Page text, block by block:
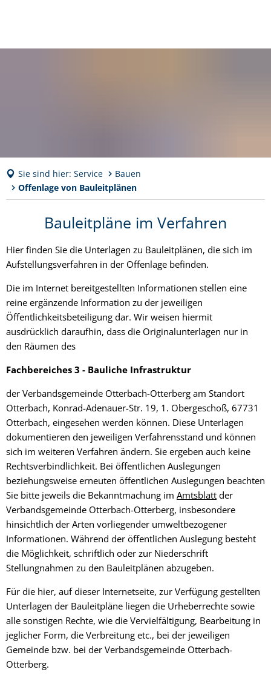
Sie sind hier: Service
Bauen
Offenlage von Bauleitplänen
Offenlage
von
Bauleitplänen
Bauleitpläne im Verfahren
Hier finden Sie die Unterlagen zu Bauleitplänen, die sich im
Aufstellungsverfahren in der Offenlage befinden.
Die im Internet bereitgestellten Informationen stellen eine
reine ergänzende Information zu der jeweiligen
Öffentlichkeitsbeteiligung dar. Wir weisen hiermit
ausdrücklich daraufhin, dass die Originalunterlagen nur in
den Räumen des
Fachbereiches 3 - Bauliche Infrastruktur
der Verbandsgemeinde Otterbach-Otterberg am Standort
Otterbach, Konrad-Adenauer-Str. 19, 1. Obergeschoß, 67731
Otterbach, eingesehen werden können. Diese Unterlagen
dokumentieren den jeweiligen Verfahrensstand und können
sich im weiteren Verfahren ändern. Sie ergeben auch keine
Rechtsverbindlichkeit. Bei öffentlichen Auslegungen
beziehungsweise erneuten öffentlichen Auslegungen beachten
Sie bitte jeweils die Bekanntmachung im Amtsblatt der
Verbandsgemeinde Otterbach-Otterberg, insbesondere
hinsichtlich der Arten vorliegender umweltbezogener
Informationen. Während der öffentlichen Auslegung besteht
die Möglichkeit, schriftlich oder zur Niederschrift
Stellungnahmen zu den Bauleitplänen abzugeben.
Für die hier, auf dieser Internetseite, zur Verfügung gestellten
Unterlagen der Bauleitpläne liegen die Urheberrechte sowie
alle sonstigen Rechte, wie die Vervielfältigung, Bearbeitung in
jeglicher Form, die Verbreitung etc., bei der jeweiligen
Gemeinde bzw. bei der Verbandsgemeinde Otterbach-
Otterberg.